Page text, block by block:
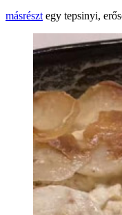
másrészt egy tepsinyi,